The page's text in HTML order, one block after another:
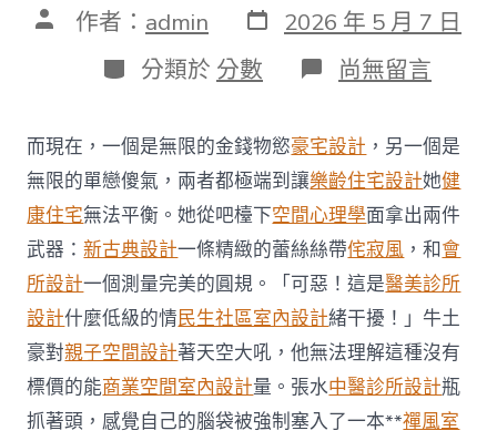
文 作者： admin 發
表
日
期
2026 年 5 月 7 日
分
類
分類於 分數 在
〈周
俱
意
豪
宅
設
計
二
可
關
注
股
票〉
中
尚無留言
而現在，一個是無限的金錢物慾豪宅設計 ，另一個是
無限的單戀傻氣，兩者都極端到讓樂齡住宅設計她健
康住宅無法平衡。她從吧檯下空間心理學面拿出兩件
武器：新古典設計一條精緻的蕾絲絲帶侘寂風 ，和會
所設計一個測量完美的圓規。「可惡！這是醫美診所
設計什麼低級的情民生社區室內設計緒干擾！」牛土
豪對親子空間設計著天空大吼，他無法理解這種沒有
標價的能商業空間室內設計量。張水中醫診所設計瓶
抓著頭，感覺自己的腦袋被強制塞入了一本**禪風室